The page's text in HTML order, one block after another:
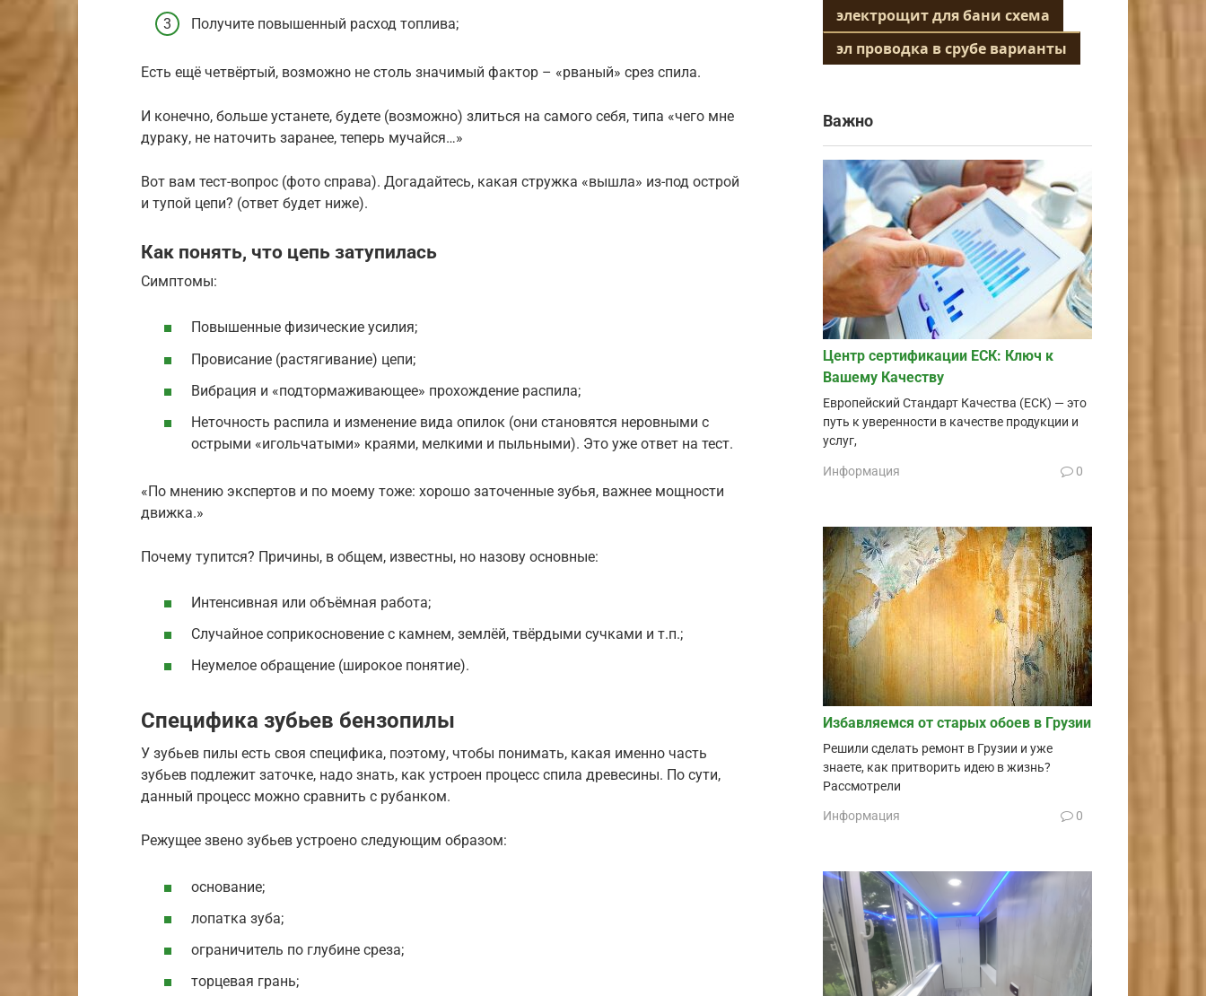
Получите повышенный расход топлива;
Есть ещё четвёртый, возможно не столь значимый фактор – «рваный» срез спила.
И конечно, больше устанете, будете (возможно) злиться на самого себя, типа «чего мне
дураку, не наточить заранее, теперь мучайся…»
Вот вам тест-вопрос (фото справа). Догадайтесь, какая стружка «вышла» из-под острой
и тупой цепи? (ответ будет ниже).
Как понять, что цепь затупилась
Симптомы:
Повышенные физические усилия;
Провисание (растягивание) цепи;
Вибрация и «подтормаживающее» прохождение распила;
Неточность распила и изменение вида опилок (они становятся неровными с
острыми «игольчатыми» краями, мелкими и пыльными). Это уже ответ на тест.
«По мнению экспертов и по моему тоже: хорошо заточенные зубья, важнее мощности
движка.»
Почему тупится? Причины, в общем, известны, но назову основные:
Интенсивная или объёмная работа;
Случайное соприкосновение с камнем, землёй, твёрдыми сучками и т.п.;
Неумелое обращение (широкое понятие).
Специфика зубьев бензопилы
У зубьев пилы есть своя специфика, поэтому, чтобы понимать, какая именно часть
зубьев подлежит заточке, надо знать, как устроен процесс спила древесины. По сути,
данный процесс можно сравнить с рубанком.
Режущее звено зубьев устроено следующим образом:
основание;
лопатка зуба;
ограничитель по глубине среза;
торцевая грань;
электрощит для бани схема
эл проводка в срубе варианты
Важно
Центр сертификации ЕСК: Ключ к
Вашему Качеству
Европейский Стандарт Качества (ЕСК) — это
путь к уверенности в качестве продукции и
услуг,
Информация 0
Избавляемся от старых обоев в Грузии
Решили сделать ремонт в Грузии и уже
знаете, как притворить идею в жизнь?
Рассмотрели
Информация 0